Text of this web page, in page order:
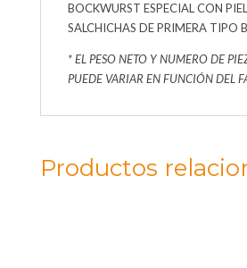
BOCKWURST ESPECIAL CON
SALCHICHAS DE PRIMERA TIPO
* EL PESO NETO Y NUMERO DE
PUEDE VARIAR EN FUNCIÓN DEL
Productos